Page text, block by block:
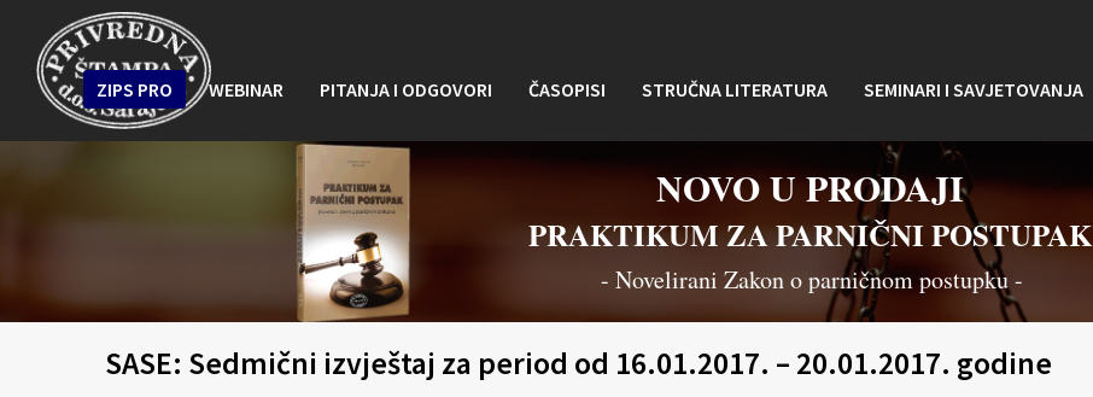
ZIPS PRO WEBINAR PITANJA I ODGOVORI ČASOPISI STRUČNA LITERATURA SEMINARI I SAVJETOVANJA
NOVO U PRODAJI
PRAKTIKUM ZA PARNIČNI POSTUPAK
- Novelirani Zakon o parničnom postupku -
SASE: Sedmični izvještaj za period od 16.01.2017. – 20.01.2017. godine